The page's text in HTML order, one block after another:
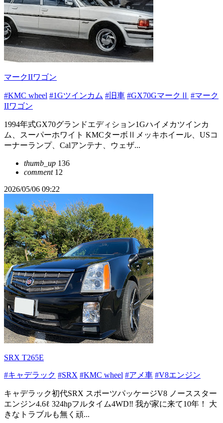
マークIIワゴン
#KMC wheel #1Gツインカム #旧車 #GX70GマークⅡ #マーク
IIワゴン
1994年式GX70グランドエディション1Gハイメカツインカ
ム、スーパーホワイト KMCターボⅡメッキホイール、USコ
ーナーランプ、Calアンテナ、ウェザ...
thumb_up 136
comment12
2026/05/06 09:22
SRX T265E
#キャデラック #SRX #KMC wheel #アメ車 #V8エンジン
キャデラック初代SRX スポーツパッケージV8 ノーススター
エンジン4.6ℓ 324hpフルタイム4WD‼️ 我が家に来て10年！ 大
きなトラブルも無く頑...